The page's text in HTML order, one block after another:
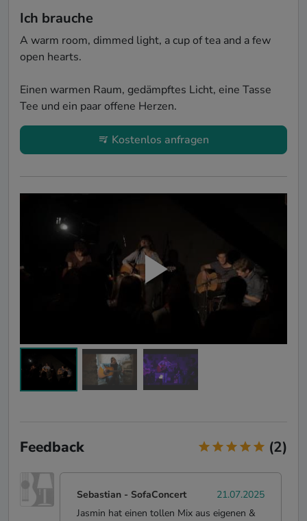
Ich brauche
A warm room, dimmed light, a cup of tea and a few
open hearts.
Einen warmen Raum, gedämpftes Licht, eine Tasse
Tee und ein paar offene Herzen.
Kostenlos anfragen
Feedback (2)
Sebastian - SofaConcert
21.07.2025
Jasmin hat einen tollen Mix aus eigenen &